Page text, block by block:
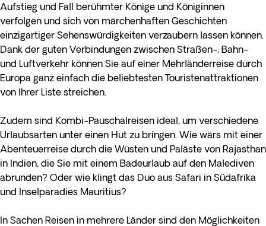
Aufstieg und Fall berühmter Könige und Königinnen
verfolgen und sich von märchenhaften Geschichten
einzigartiger Sehenswürdigkeiten verzaubern lassen können.
Dank der guten Verbindungen zwischen Straßen-, Bahn-
und Luftverkehr können Sie auf einer Mehrländerreise durch
Europa ganz einfach die beliebtesten Touristenattraktionen
von Ihrer Liste streichen.
Zudem sind Kombi-Pauschalreisen ideal, um verschiedene
Urlaubsarten unter einen Hut zu bringen. Wie wärs mit einer
Abenteuerreise durch die Wüsten und Paläste von Rajasthan
in Indien, die Sie mit einem Badeurlaub auf den Malediven
abrunden? Oder wie klingt das Duo aus Safari in Südafrika
und Inselparadies Mauritius?
In Sachen Reisen in mehrere Länder sind den Möglichkeiten